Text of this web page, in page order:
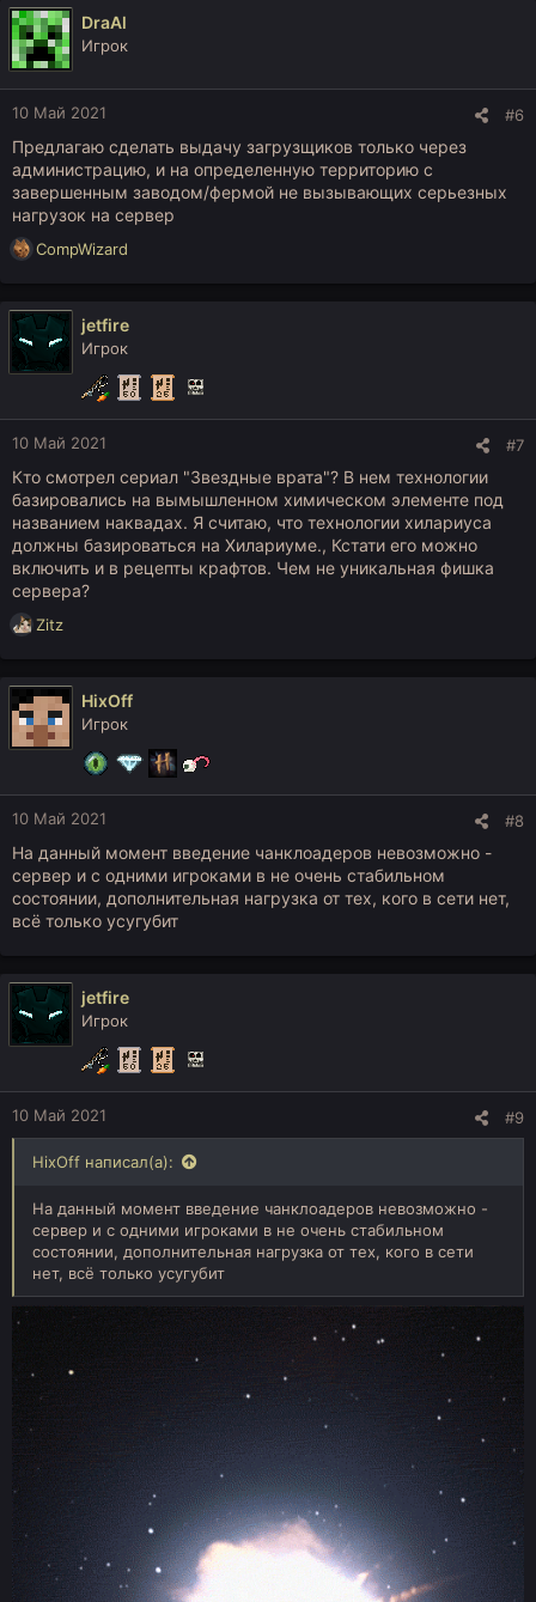
DraAl
Игрок
10 Май 2021 #6
Предлагаю сделать выдачу загрузщиков только через
администрацию, и на определенную территорию с
завершенным заводом/фермой не вызывающих серьезных
нагрузок на сервер
Р
к
ц
и
CompWizard
jetfire
Игрок
10 Май 2021 #7
Кто смотрел сериал "Звездные врата"? В нем технологии
базировались на вымышленном химическом элементе под
названием наквадах. Я считаю, что технологии хилариуса
должны базироваться на Хилариуме., Кстати его можно
включить и в рецепты крафтов. Чем не уникальная фишка
сервера?
Р
к
и
и
Zitz
HixOff
Игрок
10 Май 2021 #8
На данный момент введение чанклоадеров невозможно -
сервер и с одними игроками в не очень стабильном
состоянии, дополнительная нагрузка от тех, кого в сети нет,
всё только усугубит
jetfire
Игрок
10 Май 2021 #9
HixOff написал(а):
На данный момент введение чанклоадеров невозможно -
сервер и с одними игроками в не очень стабильном
состоянии, дополнительная нагрузка от тех, кого в сети
нет, всё только усугубит